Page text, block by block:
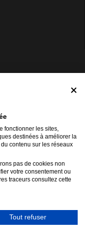
de Websilor SARL |
fonctionner les sites,
destinées à améliorer la
contenu sur les réseaux
pas de cookies non
votre consentement ou
traceurs consultez cette
Tout refuser